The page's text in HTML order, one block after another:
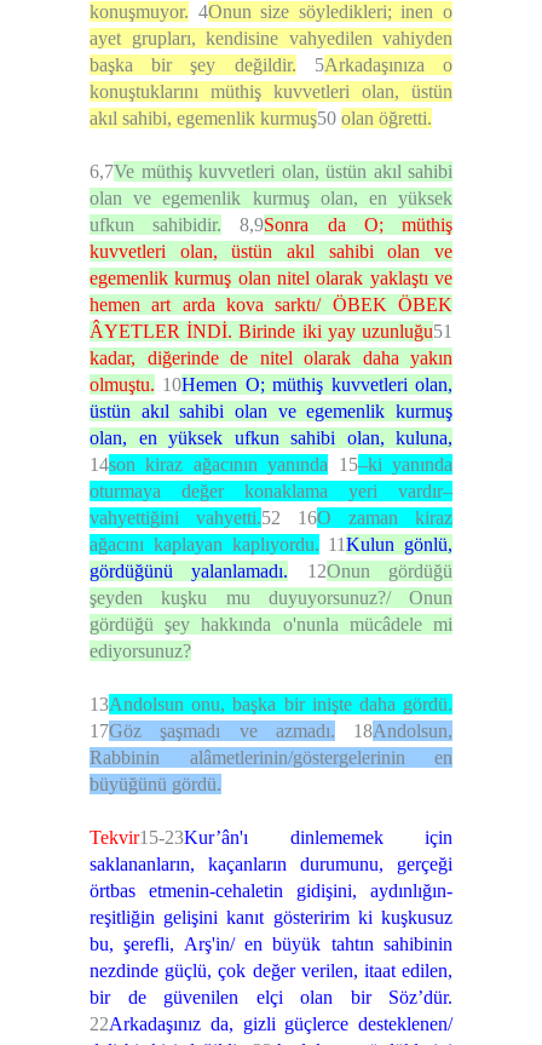
konuşmuyor. 4Onun size söyledikleri; inen o
ayet grupları, kendisine vahyedilen vahiyden
başka bir şey değildir. 5Arkadaşınıza o
konuştuklarını müthiş kuvvetleri olan, üstün
akıl sahibi, egemenlik kurmuş50 olan öğretti.
6,7Ve müthiş kuvvetleri olan, üstün akıl sahibi
olan ve egemenlik kurmuş olan, en yüksek
ufkun sahibidir. 8,9Sonra da O; müthiş
kuvvetleri olan, üstün akıl sahibi olan ve
egemenlik kurmuş olan nitel olarak yaklaştı ve
hemen art arda kova sarktı/ ÖBEK ÖBEK
ÂYETLER İNDİ. Birinde iki yay uzunluğu51
kadar, diğerinde de nitel olarak daha yakın
olmuştu. 10Hemen O; müthiş kuvvetleri olan,
üstün akıl sahibi olan ve egemenlik kurmuş
olan, en yüksek ufkun sahibi olan, kuluna,
14son kiraz ağacının yanında 15–ki yanında
oturmaya değer konaklama yeri vardır–
vahyettiğini vahyetti.52 16O zaman kiraz
ağacını kaplayan kaplıyordu. 11Kulun gönlü,
gördüğünü yalanlamadı. 12Onun gördüğü
şeyden kuşku mu duyuyorsunuz?/ Onun
gördüğü şey hakkında o'nunla mücâdele mi
ediyorsunuz?
13Andolsun onu, başka bir inişte daha gördü.
17Göz şaşmadı ve azmadı. 18Andolsun,
Rabbinin alâmetlerinin/göstergelerinin en
büyüğünü gördü.
Tekvir15-23Kur’ân'ı dinlememek için
saklananların, kaçanların durumunu, gerçeği
örtbas etmenin-cehaletin gidişini, aydınlığın-
reşitliğin gelişini kanıt gösteririm ki kuşkusuz
bu, şerefli, Arş'in/ en büyük tahtın sahibinin
nezdinde güçlü, çok değer verilen, itaat edilen,
bir de güvenilen elçi olan bir Söz’dür.
22Arkadaşınız da, gizli güçlerce desteklenen/